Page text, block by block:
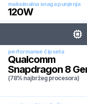
maksimalna snaga punjenja
120W
performanse čipseta
Qualcomm
Snapdragon 8
(78% najbržeg procesora)